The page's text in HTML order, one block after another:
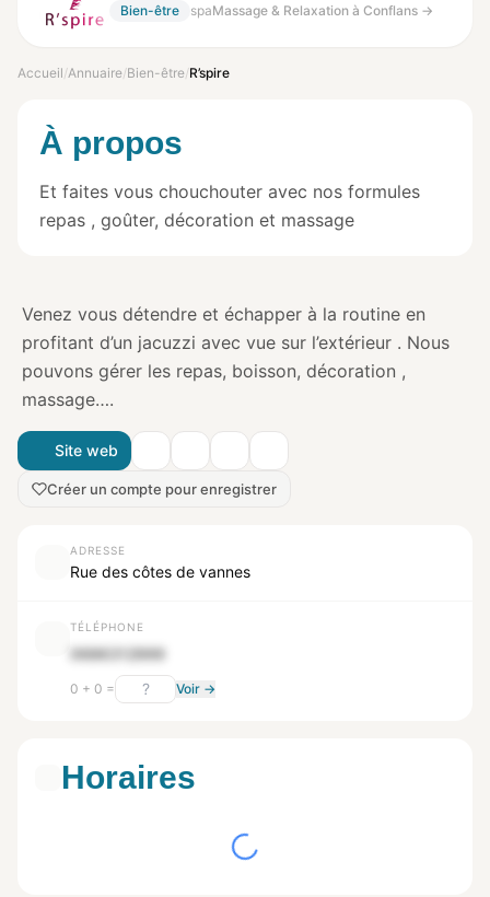
Bien-être spaMassage & Relaxation à Conflans →
Accueil/Annuaire/Bien-être/R’spire
Venez vous détendre et échapper à la routine en
profitant d’un jacuzzi avec vue sur l’extérieur . Nous
pouvons gérer les repas, boisson, décoration ,
massage….
Site web
Créer un compte pour enregistrer
ADRESSE
Rue des côtes de vannes
TÉLÉPHONE
0686312999
0 + 0 = Voir →
Horaires
À propos
Et faites vous chouchouter avec nos formules
repas , goûter, décoration et massage